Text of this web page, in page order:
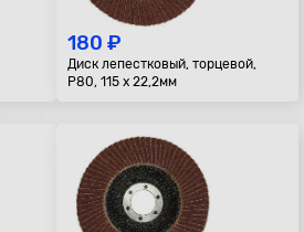
180 ₽
Диск лепестковый, торцевой,
P80, 115 х 22,2мм